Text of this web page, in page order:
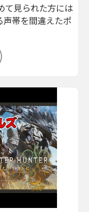
て見られた方には
声帯を間違えたポ